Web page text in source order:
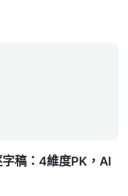
稿：4維度PK，AI